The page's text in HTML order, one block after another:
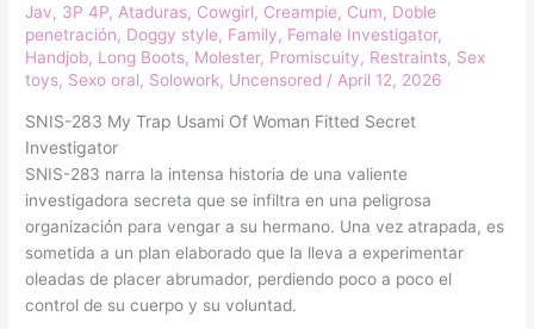
Jav, 3P 4P, Ataduras, Cowgirl, Creampie, Cum, Doble
penetración, Doggy style, Family, Female Investigator,
Handjob, Long Boots, Molester, Promiscuity, Restraints, Sex
toys, Sexo oral, Solowork, Uncensored / April 12, 2026
SNIS-283 My Trap Usami Of Woman Fitted Secret
Investigator
SNIS-283 narra la intensa historia de una valiente
investigadora secreta que se infiltra en una peligrosa
organización para vengar a su hermano. Una vez atrapada, es
sometida a un plan elaborado que la lleva a experimentar
oleadas de placer abrumador, perdiendo poco a poco el
control de su cuerpo y su voluntad.